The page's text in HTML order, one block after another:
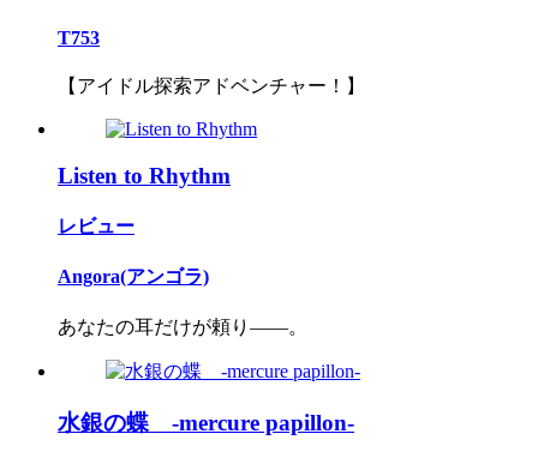
T753
【アイドル探索アドベンチャー！】
Listen to Rhythm
レビュー
Angora(アンゴラ)
あなたの耳だけが頼り――。
水銀の蝶 -mercure papillon-